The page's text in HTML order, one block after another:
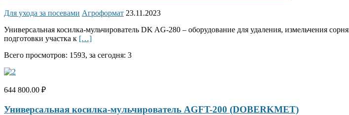
Для ухода за посевами Агроформат 23.11.2023
Универсальная косилка-мульчирователь DK AG-280 – оборудование для удаления, измельчения
подготовки участка к […]
Всего просмотров: 1593, за сегодня: 3
644 800.00 ₽
Универсальная косилка-мульчирователь AGFT-200 (DOBERKMET)